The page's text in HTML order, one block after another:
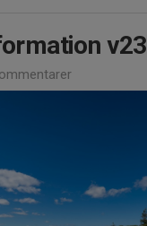
v23